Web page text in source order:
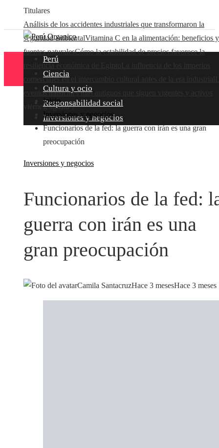
Titulares
Análisis de los accidentes industriales que transformaron la
seguridad ambientalVitamina C en la alimentación: beneficios y
fuentes naturalesCómo la estabilidad de precios favorece la
resiliencia económica de Egipto
comerciales en el intercambio cultural antes de la era industrial
eventos musicales más antiguos que siguen vigentes y activos
viernes, agosto 7
Perú
Ciencia
Cultura y ocio
Responsabilidad social
Inversiones y negocios
Inicio
Inversiones y negocios
Funcionarios de la fed: la guerra con irán es una gran
preocupación
Inversiones y negocios
Funcionarios de la fed:
guerra con irán es una
gran preocupación
Camila SantacruzHace 3 mesesHace 3 meses